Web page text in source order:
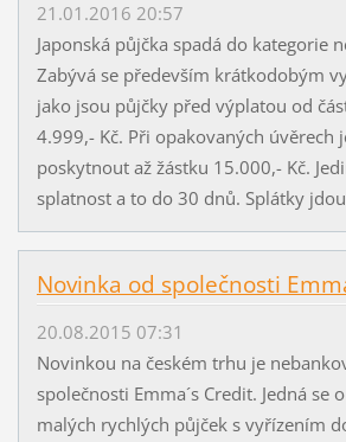
21.01.2016 20:57
Japonská půjčka spadá do kategorie
Zabývá se především krátkodobým
jako jsou půjčky před výplatou od
4.999,- Kč. Při opakovaných úvěrech
poskytnout až žástku 15.000,- Kč.
splatnost a to do 30 dnů. Splátky
Novinka od společnosti
20.08.2015 07:31
Novinkou na českém trhu je
společnosti Emma´s Credit. Jedná se
malých rychlých půjček s vyřízením